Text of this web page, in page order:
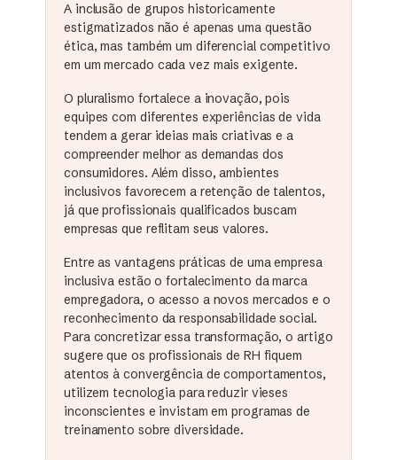
A inclusão de grupos historicamente
estigmatizados não é apenas uma questão
ética, mas também um diferencial competitivo
em um mercado cada vez mais exigente.
O pluralismo fortalece a inovação, pois
equipes com diferentes experiências de vida
tendem a gerar ideias mais criativas e a
compreender melhor as demandas dos
consumidores. Além disso, ambientes
inclusivos favorecem a retenção de talentos,
já que profissionais qualificados buscam
empresas que reflitam seus valores.
Entre as vantagens práticas de uma empresa
inclusiva estão o fortalecimento da marca
empregadora, o acesso a novos mercados e o
reconhecimento da responsabilidade social.
Para concretizar essa transformação, o artigo
sugere que os profissionais de RH fiquem
atentos à convergência de comportamentos,
utilizem tecnologia para reduzir vieses
inconscientes e invistam em programas de
treinamento sobre diversidade.